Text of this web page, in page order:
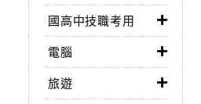
國高中技職考用
電腦
旅遊